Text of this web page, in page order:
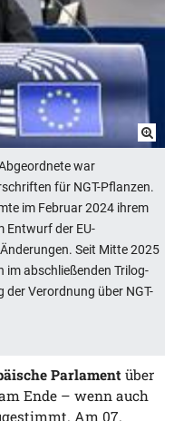
war
für NGT-Pflanzen.
im Februar 2024 ihrem
Entwurf der EU-
Seit Mitte 2025
abschließenden Trilog-
der Verordnung über NGT-
Parlament über
Ende – wenn auch
Am 07.